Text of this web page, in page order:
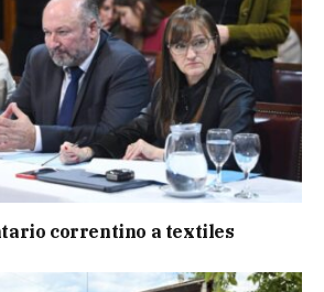
correntino a textiles